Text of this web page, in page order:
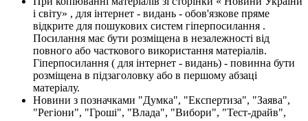
і світу» , для інтернет - видань - обов'язкове пряме
відкрите для пошукових систем гіперпосилання .
Посилання має бути розміщена в незалежності від
повного або часткового використання матеріалів.
Гіперпосилання ( для інтернет - видань) - повинна бути
розміщена в підзаголовку або в першому абзаці
матеріалу.
Новини з позначками "Думка", "Експертиза", "Заява",
"Регіони", "Гроші", "Влада", "Вибори", "Тест-драйв",